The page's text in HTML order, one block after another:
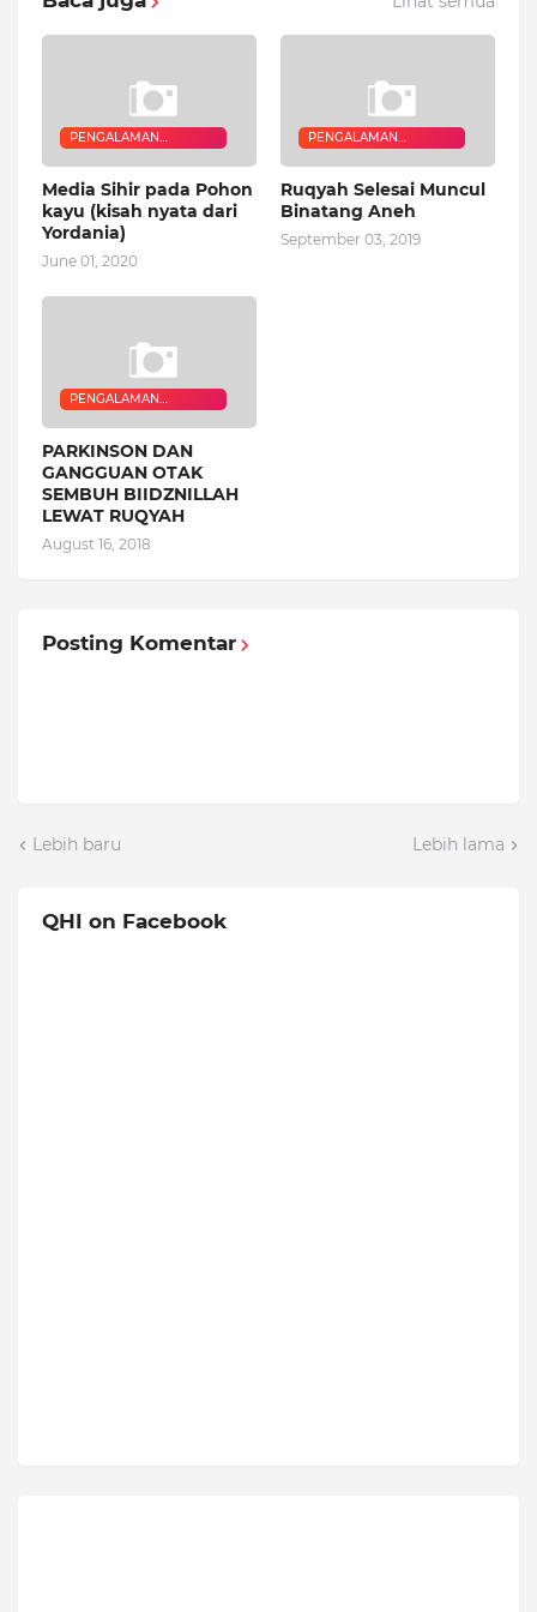
PENGALAMAN
Media Sihir pada Pohon
kayu (kisah nyata dari
Yordania)
June 01, 2020
PENGALAMAN
Ruqyah Selesai Muncul
Binatang Aneh
September 03, 2019
PENGALAMAN
PARKINSON DAN
GANGGUAN OTAK
SEMBUH BIIDZNILLAH
LEWAT RUQYAH
August 16, 2018
Posting Komentar
Lebih baru Lebih lama
QHI on Facebook